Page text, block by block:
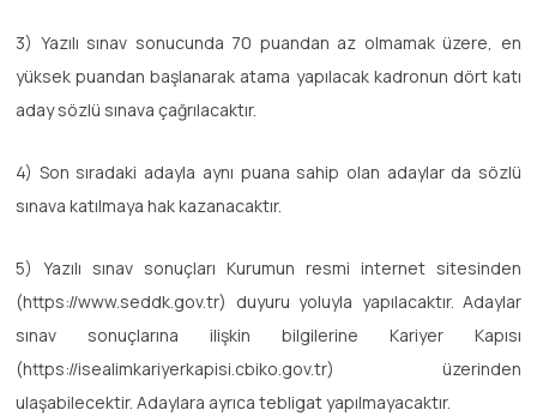
3) Yazılı sınav sonucunda 70 puandan az olmamak üzere, en
yüksek puandan başlanarak atama yapılacak kadronun dört katı
aday sözlü sınava çağrılacaktır.
4) Son sıradaki adayla aynı puana sahip olan adaylar da sözlü
sınava katılmaya hak kazanacaktır.
5) Yazılı sınav sonuçları Kurumun resmi internet sitesinden
(https://www.seddk.gov.tr) duyuru yoluyla yapılacaktır. Adaylar
sınav sonuçlarına ilişkin bilgilerine Kariyer Kapısı
(https://isealimkariyerkapisi.cbiko.gov.tr) üzerinden
ulaşabilecektir. Adaylara ayrıca tebligat yapılmayacaktır.